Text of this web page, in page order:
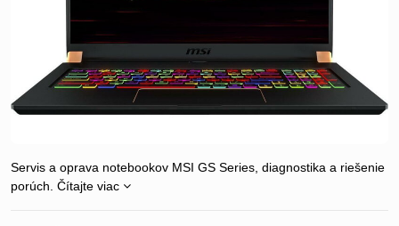
Servis a oprava notebookov MSI GS Series, diagnostika a riešenie
porúch. Čítajte viac